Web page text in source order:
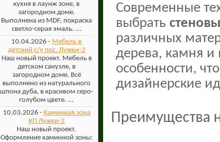
кухня в лаунж зоне, в
загородном доме.
Выполнена из MDF, покраска
светло-серая эмаль. ...
10.04.2026 - Мебель в
детский с/у пос. Лужки-2
Наш новый проект. Мебель в
детском санузле, в
загородном доме. Всё
выполнено из натурального
шпона дуба, в красивом серо-
голубом цвете. ...
10.03.2026 - Каминная зона
КП Лужки-2
Наш новый проект.
Оформление каминной зоны:
Современные
выбрать
различных
дерева, камня и
особенности,
дизайнерские
Преимущества